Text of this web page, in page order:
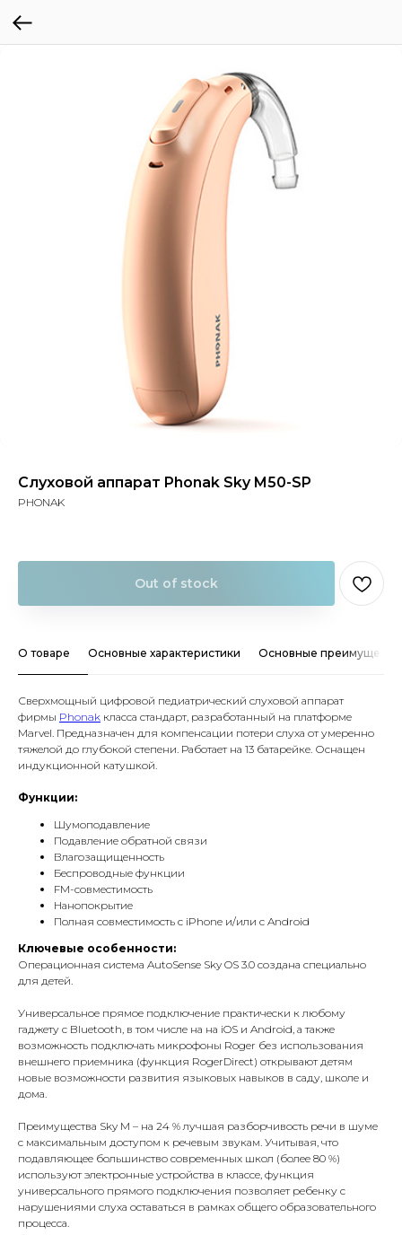
Слуховой аппарат Phonak Sky M50-SP
PHONAK
Out of stock
О товаре Основные характеристики Основные
Сверхмощный цифровой педиатрический слуховой аппарат
фирмы Phonak класса стандарт, разработанный на платформе
Marvel. Предназначен для компенсации потери слуха от умеренно
тяжелой до глубокой степени. Работает на 13 батарейке. Оснащен
индукционной катушкой.
Функции:
Шумоподавление
Подавление обратной связи
Влагозащищенность
Беспроводные функции
FM-совместимость
Нанопокрытие
Полная совместимость с iPhone и/или с Android
Ключевые особенности:
Операционная система AutoSense Sky OS 3.0 создана специально
для детей.
Универсальное прямое подключение практически к любому
гаджету с Bluetooth, в том числе на на iOS и Android, а также
возможность подключать микрофоны Roger без использования
внешнего приемника (функция RogerDirect) открывают детям
новые возможности развития языковых навыков в саду, школе и
дома.
Преимущества Sky M – на 24 % лучшая разборчивость речи в шуме
с максимальным доступом к речевым звукам. Учитывая, что
подавляющее большинство современных школ (более 80 %)
используют электронные устройства в классе, функция
универсального прямого подключения позволяет ребенку с
нарушениями слуха оставаться в рамках общего образовательного
процесса.